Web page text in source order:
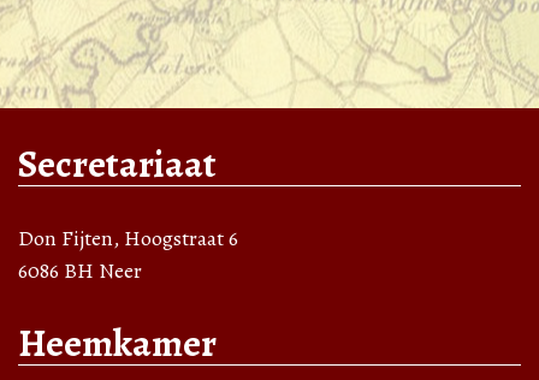
Secretariaat
Don Fijten, Hoogstraat 6
6086 BH Neer
Heemkamer